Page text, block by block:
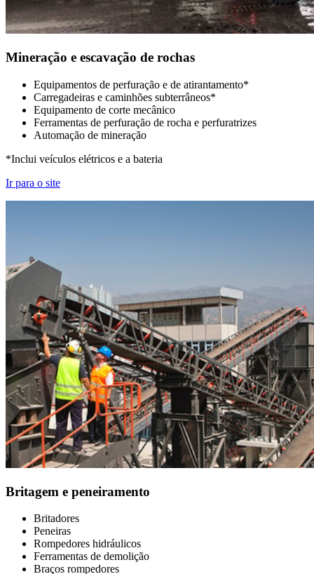
Mineração e escavação de rochas
Equipamentos de perfuração e de atirantamento*
Carregadeiras e caminhões subterrâneos*
Equipamento de corte mecânico
Ferramentas de perfuração de rocha e perfuratrizes
Automação de mineração
*Inclui veículos elétricos e a bateria
Ir para o site
Britagem e peneiramento
Britadores
Peneiras
Rompedores hidráulicos
Ferramentas de demolição
Braços rompedores